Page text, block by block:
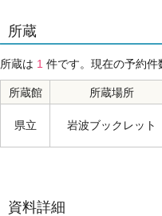
所蔵
所蔵は 1 件です。現在の予約件
所蔵館 所蔵場所
県立 岩波ブックレット
資料詳細